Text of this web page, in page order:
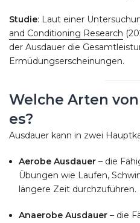
Studie: Laut einer
and Conditioning Research
der Ausdauer die
Ermüdungserscheinungen.
Welche Arten
es?
Ausdauer kann in zwei
Aerobe Ausdauer – die
Übungen wie Laufen,
längere Zeit durchzuführen.
Anaerobe Ausdauer – die